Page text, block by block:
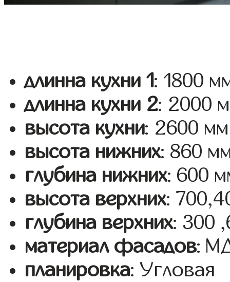
длинна кухни 1: 1800
длинна кухни 2: 2000
высота кухни: 2600 мм
высота нижних: 860
глубина нижних: 600
высота верхних:
глубина верхних: 300
материал фасадов:
планировка: Угловая